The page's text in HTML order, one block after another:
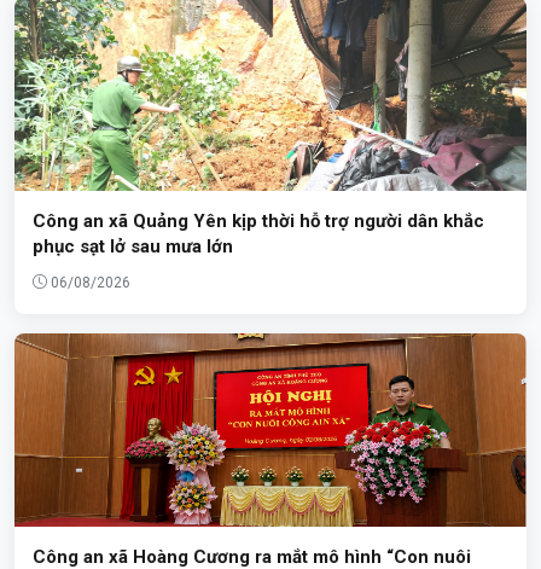
Công an xã Quảng Yên kịp thời hỗ trợ người dân khắc
phục sạt lở sau mưa lớn
06/08/2026
Công an xã Hoàng Cương ra mắt mô hình “Con nuôi